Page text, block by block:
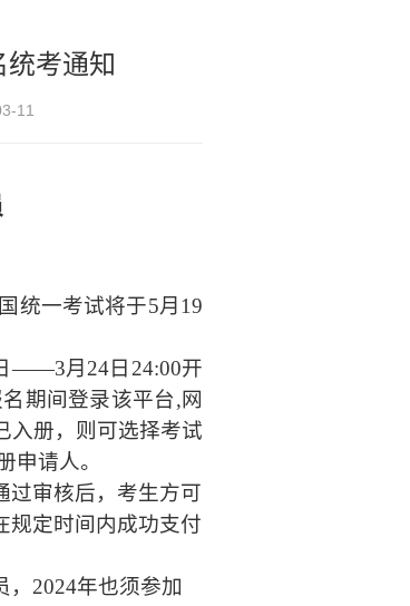
考通知
11
统一考试将于5月 19
——3月24日 24:00开
期间登录该平台,网
入册，则可选择考试
申请人。
过审核后，考生方可
规定时间内成功支付
，2024年也须参加